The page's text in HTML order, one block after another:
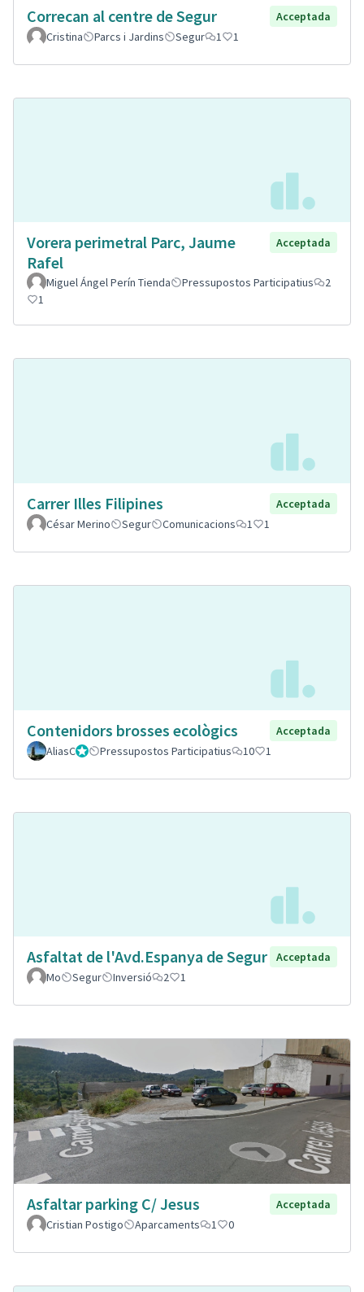
Correcan al centre de Segur
Acceptada
Cristina
Parcs i Jardins Segur 1 1
Vorera perimetral Parc, Jaume
Rafel
Acceptada
Miguel Ángel Perín Tienda Pressupostos Participatius
2
1
Carrer Illes Filipines
Acceptada
César Merino
Segur Comunicacions 1 1
Contenidors brosses ecològics
Acceptada
AliasCGestorPressupostos Participatius 10 1
Asfaltat de l'Avd.Espanya de Segur
Acceptada
Mo
Segur Inversió 2 1
Asfaltar parking C/ Jesus
Acceptada
Cristian Postigo
Aparcaments 1 0